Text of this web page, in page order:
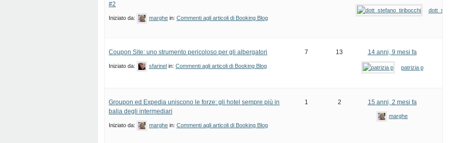
#2
Iniziato da: marghe in: Commenti agli articoli di Booking Blog
Coupon Site: uno strumento pericoloso per gli albergatori
Iniziato da: sfarinel in: Commenti agli articoli di Booking Blog
7 13 14 anni, 9 mesi fa
patrizia p
Groupon ed Expedia uniscono le forze: gli hotel sempre più in
balia degli intermediari
Iniziato da: marghe in: Commenti agli articoli di Booking Blog
1 2 15 anni, 2 mesi fa
marghe